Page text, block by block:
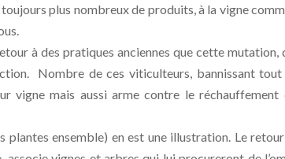
plus nombreux de produits, à la vigne
à des pratiques anciennes que cette
Nombre de ces viticulteurs, bannissant
vigne mais aussi arme contre le
plantes ensemble) en est une illustration. Le